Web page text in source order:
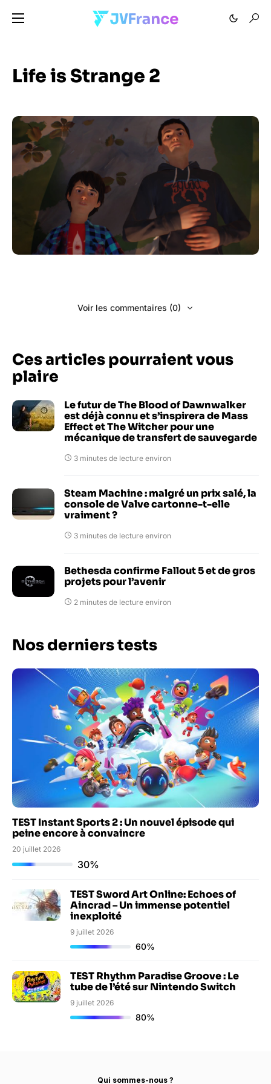
Life is Strange 2
Voir les commentaires (0)
Ces articles pourraient vous
plaire
Le futur de The Blood of Dawnwalker
est déjà connu et s’inspirera de Mass
Effect et The Witcher pour une
mécanique de transfert de sauvegarde
3 minutes de lecture environ
Steam Machine : malgré un prix salé, la
console de Valve cartonne-t-elle
vraiment ?
3 minutes de lecture environ
Bethesda confirme Fallout 5 et de gros
projets pour l’avenir
2 minutes de lecture environ
Nos derniers tests
TEST Instant Sports 2 : Un nouvel épisode qui
peine encore à convaincre
20 juillet 2026
30%
TEST Sword Art Online: Echoes of
Aincrad – Un immense potentiel
inexploité
9 juillet 2026
60%
TEST Rhythm Paradise Groove : Le
tube de l’été sur Nintendo Switch
9 juillet 2026
80%
Qui sommes-nous ?